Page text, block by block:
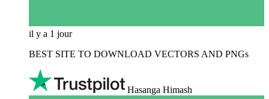
il y a 1 jour
BEST SITE TO DOWNLOAD VECTORS AND PNGs
Hasanga Himash